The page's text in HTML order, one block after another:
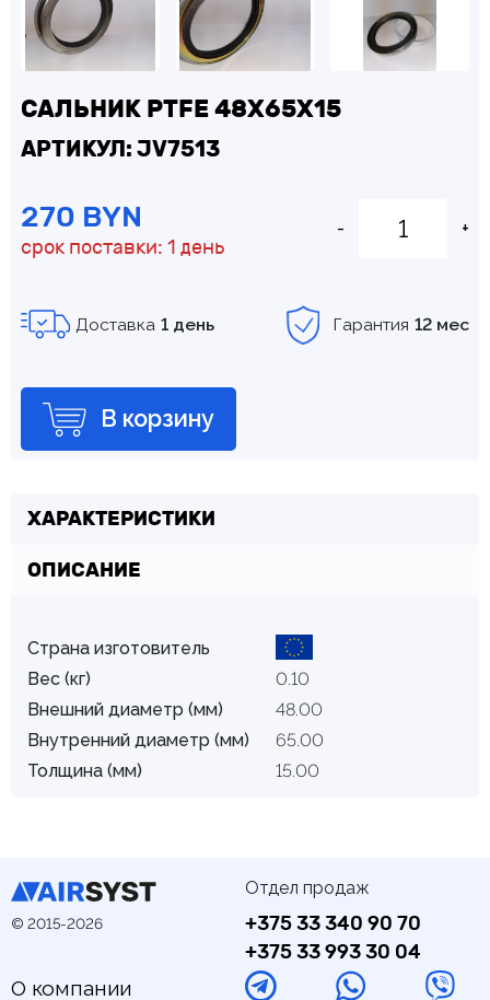
САЛЬНИК PTFE 48Х65Х15
АРТИКУЛ: JV7513
270 BYN
срок поставки: 1 день
- +
Доставка 1 день Гарантия 12 мес
В корзину
ХАРАКТЕРИСТИКИ
ОПИСАНИЕ
Страна изготовитель
Вес (кг)
0.10
Внешний диаметр (мм)
48.00
Внутренний диаметр (мм)
65.00
Толщина (мм)
15.00
© 2015-2026
О компании
Отдел продаж
+375 33 340 90 70
+375 33 993 30 04